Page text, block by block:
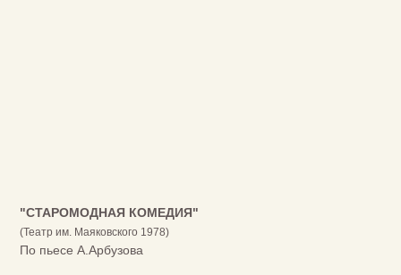
"СТАРОМОДНАЯ КОМЕДИЯ"
(Театр им. Маяковского 1978)
По пьесе А.Арбузова